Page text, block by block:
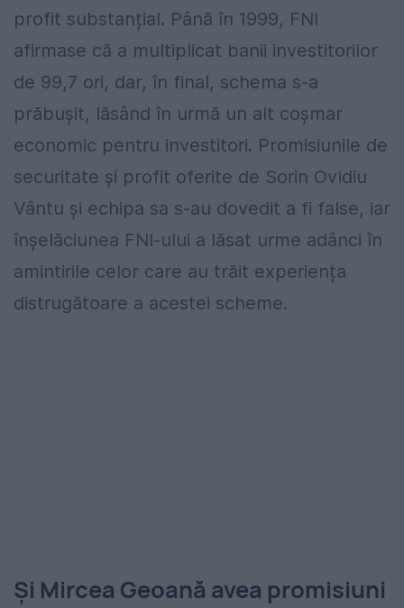
profit substanțial. Până în 1999, FNI
afirmase că a multiplicat banii investitorilor
de 99,7 ori, dar, în final, schema s-a
prăbușit, lăsând în urmă un alt coșmar
economic pentru investitori. Promisiunile de
securitate și profit oferite de Sorin Ovidiu
Vântu și echipa sa s-au dovedit a fi false, iar
înșelăciunea FNI-ului a lăsat urme adânci în
amintirile celor care au trăit experiența
distrugătoare a acestei scheme.
Și Mircea Geoană avea promisiuni